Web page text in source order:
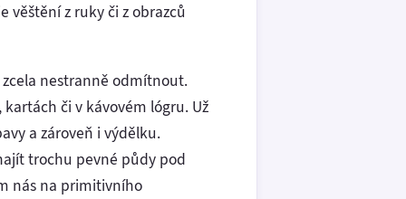
věštění z ruky či z obrazců
nestranně odmítnout.
či v kávovém lógru. Už
a zároveň i výdělku.
trochu pevné půdy pod
nás na primitivního